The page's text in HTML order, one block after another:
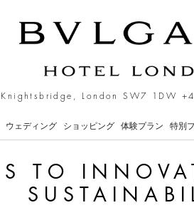
in the
London SW7 1DW
ウェディング ショッピング 体験プラン 特別
TO